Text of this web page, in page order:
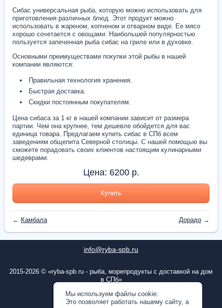
Сибас универсальная рыба, которую можно использовать для
приготовления различных блюд. Этот продукт можно
использовать в жареном, копченом и отварном виде. Ее мясо
хорошо сочетается с овощами. Наибольшей популярностью
пользуется запеченная рыба сибас на гриле или в духовке.
Основными преимуществами покупки этой рыбы в нашей
компании являются:
Правильная технология хранения.
Быстрая доставка.
Скидки постоянным покупателям.
Цена сибаса за 1 кг в нашей компании зависит от размера
партии. Чем она крупнее, тем дешевле обойдется для вас
единица товара. Предлагаем купить сибас в СПб всем
заведениям общепита Северной столицы. С нашей помощью вы
сможете порадовать своих клиентов настоящим кулинарными
шедеврами.
Цена: 6200р.
Купить
← Камбала Дорадо→
info@ryba-spb.ru
2015-2026 © «ryba-spb.ru - рыба, морепродукты с доставкой на дом
в СПб»
ОГРН: 1167847253804
Мы используем файлы cookie.
Это позволяет работать нашему сайту, а